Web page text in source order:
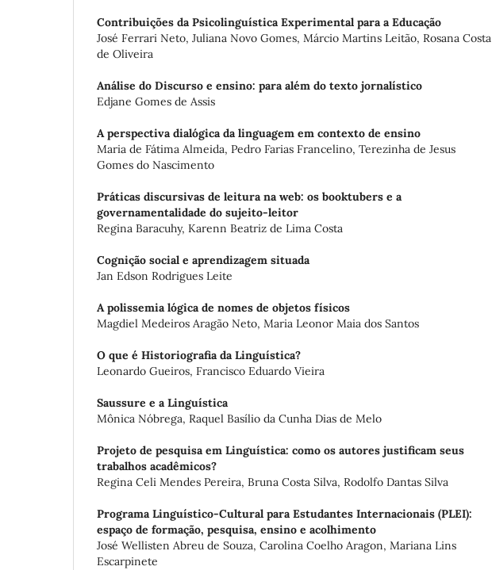
Contribuições da Psicolinguística Experimental para a Educação
José Ferrari Neto, Juliana Novo Gomes, Márcio Martins Leitão, Rosana Costa
de Oliveira
Análise do Discurso e ensino: para além do texto jornalístico
Edjane Gomes de Assis
A perspectiva dialógica da linguagem em contexto de ensino
Maria de Fátima Almeida, Pedro Farias Francelino, Terezinha de Jesus
Gomes do Nascimento
Práticas discursivas de leitura na web: os booktubers e a
governamentalidade do sujeito-leitor
Regina Baracuhy, Karenn Beatriz de Lima Costa
Cognição social e aprendizagem situada
Jan Edson Rodrigues Leite
A polissemia lógica de nomes de objetos físicos
Magdiel Medeiros Aragão Neto, Maria Leonor Maia dos Santos
O que é Historiografia da Linguística?
Leonardo Gueiros, Francisco Eduardo Vieira
Saussure e a Linguística
Mônica Nóbrega, Raquel Basílio da Cunha Dias de Melo
Projeto de pesquisa em Linguística: como os autores justificam seus
trabalhos acadêmicos?
Regina Celi Mendes Pereira, Bruna Costa Silva, Rodolfo Dantas Silva
Programa Linguístico-Cultural para Estudantes Internacionais (PLEI):
espaço de formação, pesquisa, ensino e acolhimento
José Wellisten Abreu de Souza, Carolina Coelho Aragon, Mariana Lins
Escarpinete